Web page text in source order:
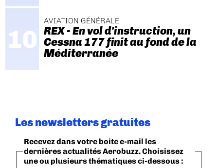
AVIATION GÉNÉRALE
REX - En vol d'instruction, un
Cessna 177 finit au fond de la
Méditerranée
Les newsletters gratuites
Recevez dans votre boite e-mail les
dernières actualités Aerobuzz. Choisissez
une ou plusieurs thématiques ci-dessous :